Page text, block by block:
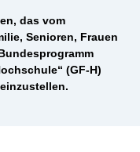
das vom
Senioren, Frauen
(GF-H)